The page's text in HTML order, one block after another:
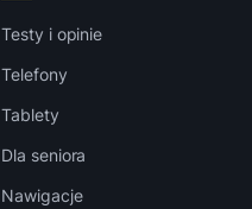
Testy i opinie
Telefony
Tablety
Dla seniora
Nawigacje